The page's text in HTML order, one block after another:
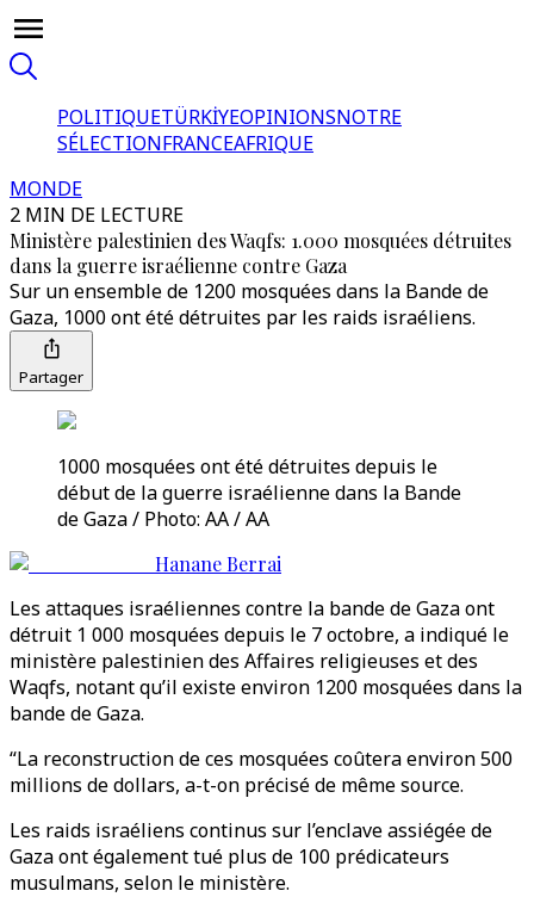
POLITIQUETÜRKİYEOPINIONSNOTRE
SÉLECTIONFRANCEAFRIQUE
MONDE
2 MIN DE LECTURE
Ministère palestinien des Waqfs: 1.000 mosquées détruites
dans la guerre israélienne contre Gaza
Sur un ensemble de 1200 mosquées dans la Bande de
Gaza, 1000 ont été détruites par les raids israéliens.
Partager
1000 mosquées ont été détruites depuis le
début de la guerre israélienne dans la Bande
de Gaza / Photo: AA / AA
Hanane Berrai
Les attaques israéliennes contre la bande de Gaza ont
détruit 1 000 mosquées depuis le 7 octobre, a indiqué le
ministère palestinien des Affaires religieuses et des
Waqfs, notant qu’il existe environ 1200 mosquées dans la
bande de Gaza.
“La reconstruction de ces mosquées coûtera environ 500
millions de dollars, a-t-on précisé de même source.
Les raids israéliens continus sur l’enclave assiégée de
Gaza ont également tué plus de 100 prédicateurs
musulmans, selon le ministère.